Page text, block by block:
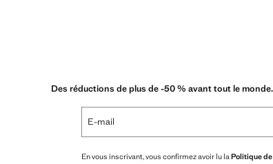
Des réductions de plus de -50 % avant tout le
E-mail
En vous inscrivant, vous confirmez avoir lu laPolitique